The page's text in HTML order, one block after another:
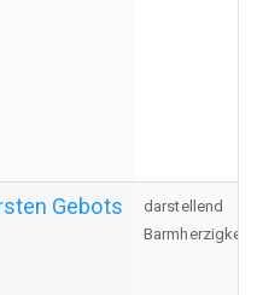
Gebots
darstellend
Barmherzigkeit